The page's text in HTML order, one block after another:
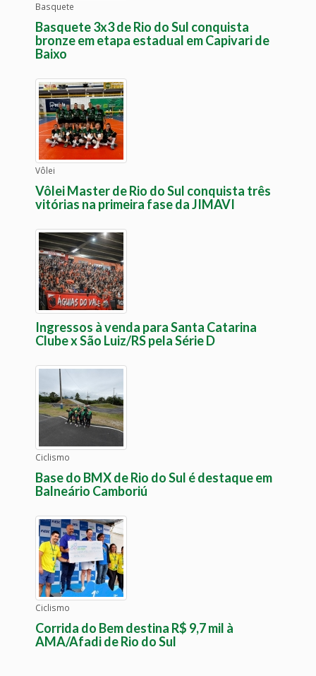
Basquete
Basquete 3x3 de Rio do Sul conquista
bronze em etapa estadual em Capivari de
Baixo
Vôlei
Vôlei Master de Rio do Sul conquista três
vitórias na primeira fase da JIMAVI
Ingressos à venda para Santa Catarina
Clube x São Luiz/RS pela Série D
Ciclismo
Base do BMX de Rio do Sul é destaque em
Balneário Camboriú
Ciclismo
Corrida do Bem destina R$ 9,7 mil à
AMA/Afadi de Rio do Sul